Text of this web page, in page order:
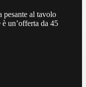
pesante al tavolo
un’offerta da 45